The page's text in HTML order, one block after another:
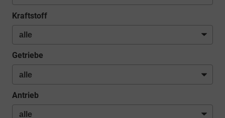
Kraftstoff
Getriebe
Antrieb